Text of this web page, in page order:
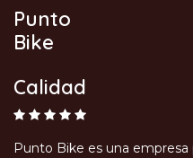
Punto
Bike
Calidad
Punto Bike es una